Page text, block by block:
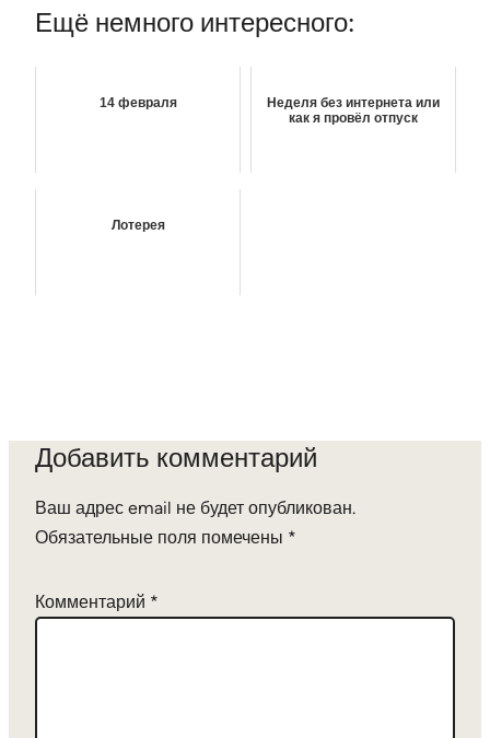
Ещё немного интересного:
14 февраля
Неделя без интернета или
как я провёл отпуск
Лотерея
Добавить комментарий
Ваш адрес email не будет опубликован.
Обязательные поля помечены *
Комментарий *